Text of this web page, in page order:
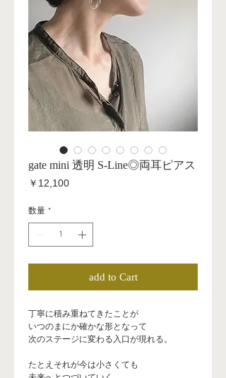
gate mini 透明 S-Line◎両耳ピアス
￥12,100価
数量 *
add to Cart
丁寧に積み重ねてきたことが
いつのまにか確かな形となって
次のステージに変わる入口が現れる。
たとえそれが今は小さくても